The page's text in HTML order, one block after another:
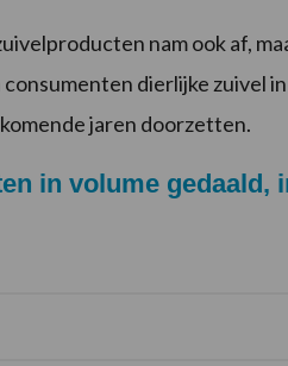
nam ook af,
dierlijke zuivel
jaren doorzetten.
Verkoop zuivelproducten in